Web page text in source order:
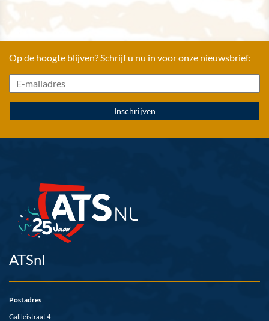
Op de hoogte blijven? Schrijf u nu in voor onze nieuwsbrief:
ATSnl
Postadres
Galileistraat 4